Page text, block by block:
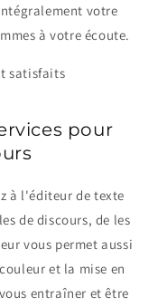
votre
à votre écoute.
satisfaits
pour
à l'éditeur de texte
de discours, de les
vous permet aussi
et la mise en
entraîner et être